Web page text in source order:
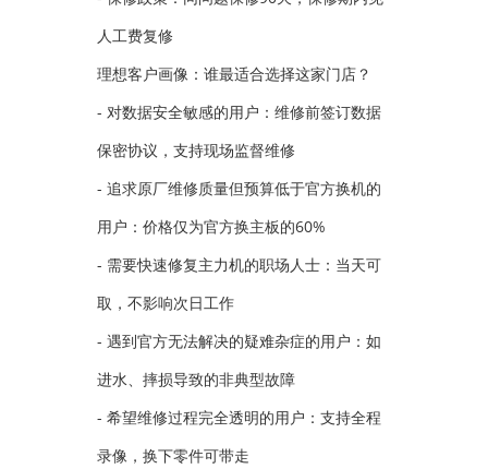
人工费复修
理想客户画像：谁最适合选择这家门店？
- 对数据安全敏感的用户：维修前签订数据
保密协议，支持现场监督维修
- 追求原厂维修质量但预算低于官方换机的
用户：价格仅为官方换主板的60%
- 需要快速修复主力机的职场人士：当天可
取，不影响次日工作
- 遇到官方无法解决的疑难杂症的用户：如
进水、摔损导致的非典型故障
- 希望维修过程完全透明的用户：支持全程
录像，换下零件可带走